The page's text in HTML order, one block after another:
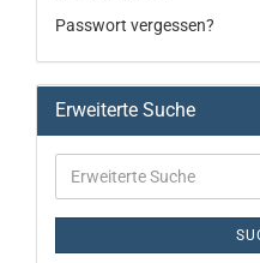
Passwort vergessen?
Erweiterte Suche